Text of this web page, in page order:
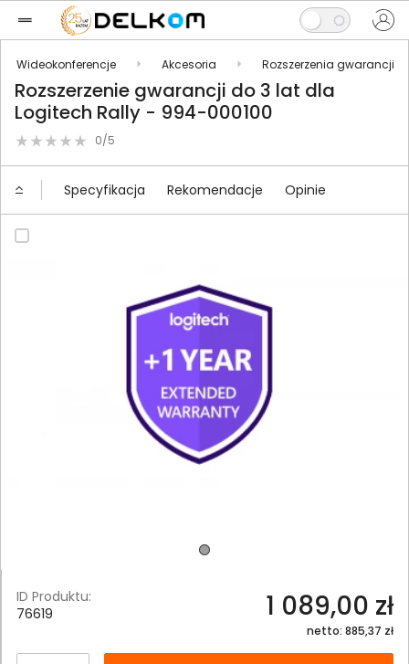
Wideokonferencje Akcesoria Rozszerzenia gwarancji
Rozszerzenie gwarancji do 3 lat dla
Logitech Rally - 994-000100
0/5
Specyfikacja Rekomendacje Opinie
ID Produktu:
76619
1 089,00 zł
netto: 885,37 zł